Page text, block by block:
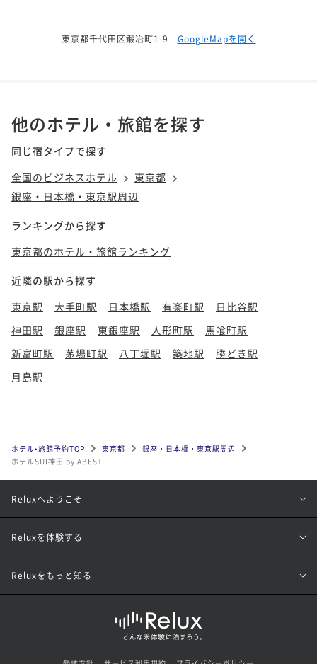
東京都千代田区鍛冶町1-9 GoogleMapを開く
他のホテル・旅館を探す
同じ宿タイプで探す
全国のビジネスホテル
東京都
銀座・日本橋・東京駅周辺
ランキングから探す
東京都のホテル・旅館ランキング
近隣の駅から探す
東京駅
大手町駅 日本橋駅 有楽町駅
日比谷駅
神田駅
銀座駅 東銀座駅 人形町駅
馬喰町駅
新富町駅
茅場町駅 八丁堀駅 築地駅
勝どき駅
月島駅
ホテル•旅館予約TOP 東京都
銀座・日本橋・東京駅周辺
ホテルSUI神田 by ABEST
Reluxへようこそ
Reluxを体験する
Reluxをもっと知る